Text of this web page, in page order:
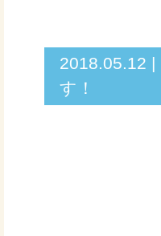
2018.05.12
す！